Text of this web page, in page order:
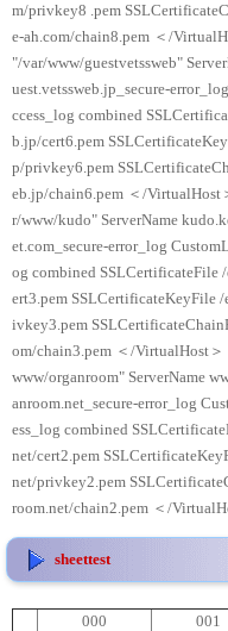
m/privkey8 .pem
e-ah.com/chain8.pem ＜/
"/var/www/guestvetssweb"
uest.vetssweb.jp_secure-
ccess_log combined
b.jp/cert6.pem
p/privkey6.pem
eb.jp/chain6.pem ＜/
r/www/kudo" ServerName
et.com_secure-error_log
og combined SSLCertificateFile
ert3.pem SSLCertificateKeyFile
ivkey3.pem
om/chain3.pem ＜/VirtualHost
www/organroom" ServerName
anroom.net_secure-error_log
ess_log combined
net/cert2.pem
net/privkey2.pem
room.net/chain2.pem ＜/
sheettest
000 001